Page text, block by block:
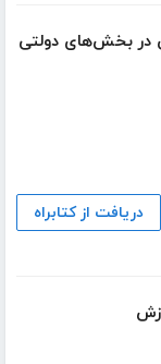
در بخش‌های دولتی
دریافت از کتابراه